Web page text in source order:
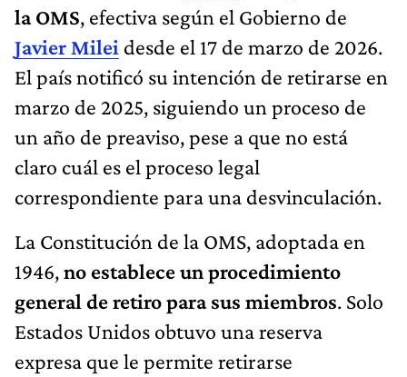
la OMS, efectiva según el Gobierno de
Javier Milei desde el 17 de marzo de 2026.
El país notificó su intención de retirarse en
marzo de 2025, siguiendo un proceso de
un año de preaviso, pese a que no está
claro cuál es el proceso legal
correspondiente para una desvinculación.
La Constitución de la OMS, adoptada en
1946,no establece un procedimiento
general de retiro para sus miembros. Solo
Estados Unidos obtuvo una reserva
expresa que le permite retirarse